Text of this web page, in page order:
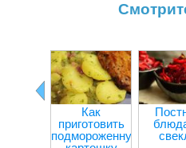
Как
приготовить
подмороженную